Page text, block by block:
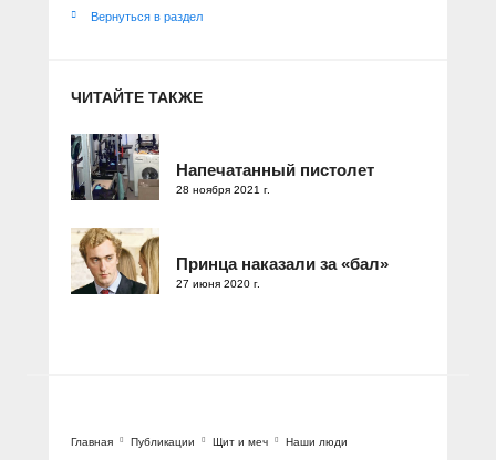
Вернуться в раздел
ЧИТАЙТЕ ТАКЖЕ
Напечатанный пистолет
28 ноября 2021 г.
Принца наказали за «бал»
27 июня 2020 г.
Главная Публикации Щит и меч Наши люди